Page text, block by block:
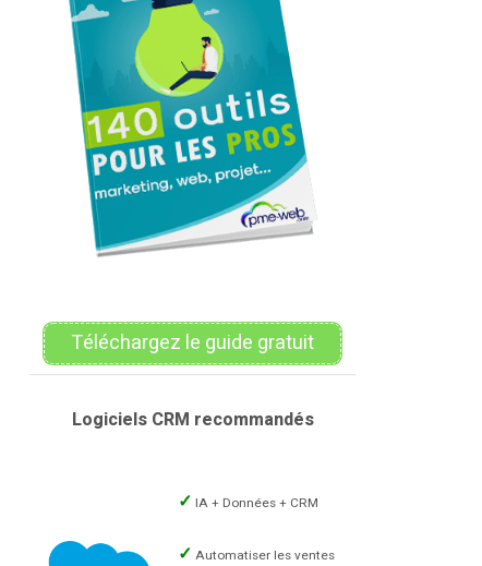
Téléchargez le guide gratuit
Logiciels CRM recommandés
IA + Données + CRM
Automatiser les ventes